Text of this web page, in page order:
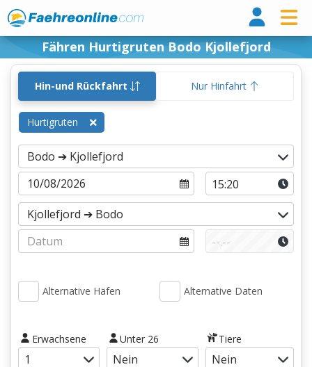
Fähren Hurtigruten Bodo Kjollefjord
Hin-und Rückfahrt Nur Hinfahrt
Hurtigruten
Alternative Häfen Alternative Daten
Erwachsene Unter 26 Tiere